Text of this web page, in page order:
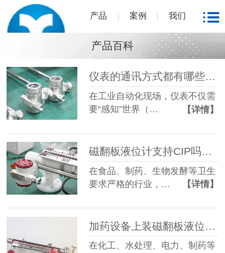
产品 案例 我们
产品百科
仪表的通讯方式都有哪些？西安相远科技有限公司为您解答
在工业自动化现场，仪表不仅需
要“感知”世界（…
【详情】
磁翻板液位计支持CIP吗？CIP指的是什么？
在食品、制药、生物发酵等卫生
要求严格的行业，…
【详情】
在化工、水处理、电力、制药等